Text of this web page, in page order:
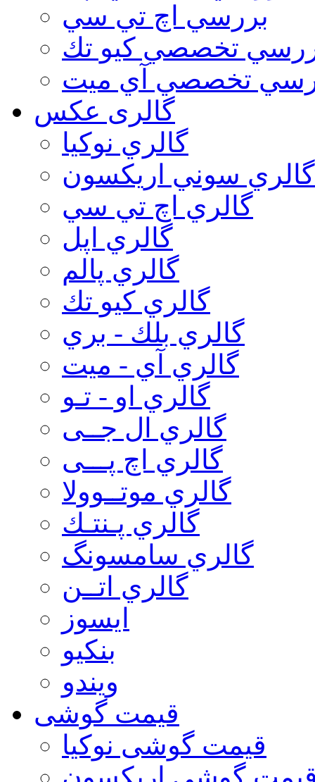
بررسي اچ تي سي
تخصصي كيو تك
تخصصي آي ميت
گالری عکس
گالري نوكيا
گالري سوني اريكسون
گالري اچ تي سي
گالري اپل
گالري پالم
گالري كيو تك
گالري بلك - بري
گالري آي - ميت
گالري او - تـو
گالري ال جــی
گالري اچ پـــی
گالري موتــوولا
گالري پـنتـك
گالري سامسونگ
گالري اتــن
ایسوز
بنکیو
ویندو
قیمت گوشی
قیمت گوشی نوكيا